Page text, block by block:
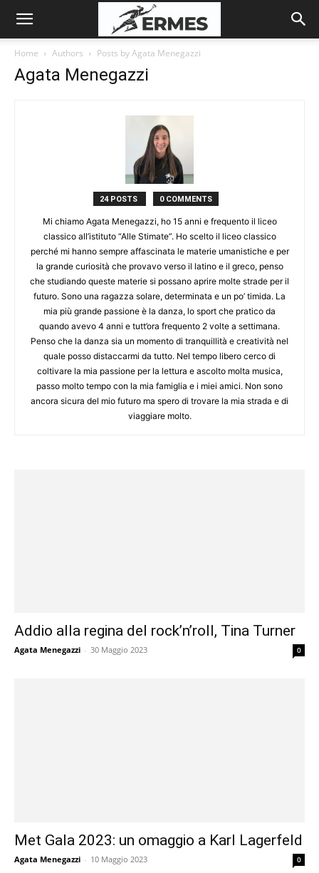
Home Authors Posts by Agata Menegazzi
Agata Menegazzi
24 POSTS 0 COMMENTS
Mi chiamo Agata Menegazzi, ho 15 anni e frequento il liceo
classico all’istituto “Alle Stimate”. Ho scelto il liceo classico
perché mi hanno sempre affascinata le materie umanistiche e per
la grande curiosità che provavo verso il latino e il greco, penso
che studiando queste materie si possano aprire molte strade per il
futuro. Sono una ragazza solare, determinata e un po’ timida. La
mia più grande passione è la danza, lo sport che pratico da
quando avevo 4 anni e tutt’ora frequento 2 volte a settimana.
Penso che la danza sia un momento di tranquillità e creatività nel
quale posso distaccarmi da tutto. Nel tempo libero cerco di
coltivare la mia passione per la lettura e ascolto molta musica,
passo molto tempo con la mia famiglia e i miei amici. Non sono
ancora sicura del mio futuro ma spero di trovare la mia strada e di
viaggiare molto.
Addio alla regina del rock’n’roll, Tina Turner
Agata Menegazzi - 30 Maggio 2023 0
Met Gala 2023: un omaggio a Karl Lagerfeld
Agata Menegazzi - 10 Maggio 2023 0